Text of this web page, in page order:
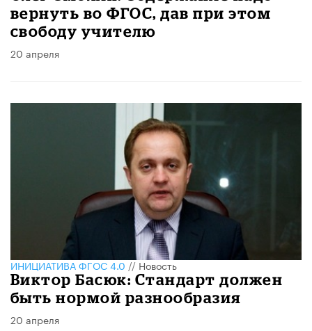
вернуть во ФГОС, дав при этом
свободу учителю
20 апреля
ИНИЦИАТИВА ФГОС 4.0//Новость
Виктор Басюк: Стандарт должен
быть нормой разнообразия
20 апреля